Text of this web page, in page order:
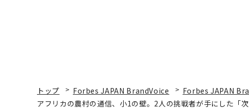
トップ Forbes JAPAN BrandVoice
Forbes JAPAN
アフリカの農村の通信、小1の壁。2人の挑戦者が手にした「次